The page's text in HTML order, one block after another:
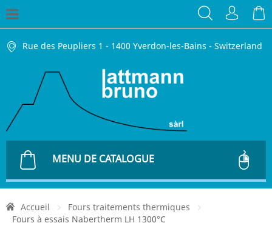
Rue des Peupliers 1 - 1400 Yverdon-les-Bains - Switzerland
MENU DE CATALOGUE
Accueil
Fours traitements thermiques
Fours à essais Nabertherm LH 1300°C